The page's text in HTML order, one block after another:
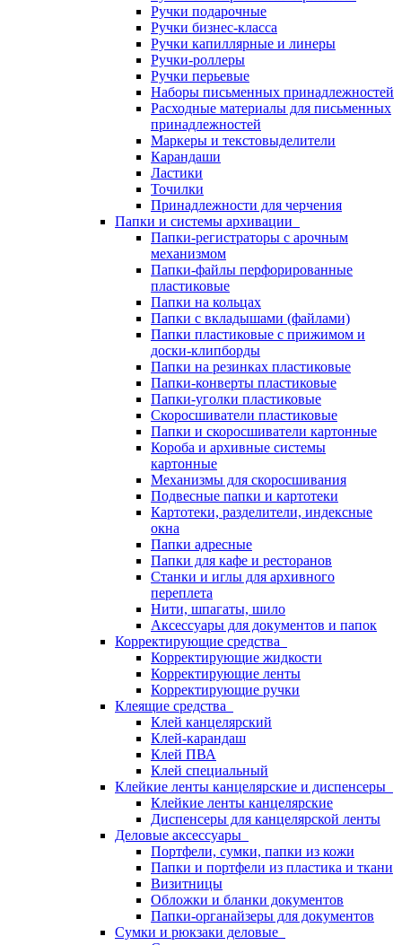
Ручки подарочные
Ручки бизнес-класса
Ручки капиллярные и линеры
Ручки-роллеры
Ручки перьевые
Наборы письменных принадлежностей
Расходные материалы для письменных
принадлежностей
Маркеры и текстовыделители
Карандаши
Ластики
Точилки
Принадлежности для черчения
Папки и системы архивации
Папки-регистраторы с арочным
механизмом
Папки-файлы перфорированные
пластиковые
Папки на кольцах
Папки с вкладышами (файлами)
Папки пластиковые с прижимом и
доски-клипборды
Папки на резинках пластиковые
Папки-конверты пластиковые
Папки-уголки пластиковые
Скоросшиватели пластиковые
Папки и скоросшиватели картонные
Короба и архивные системы
картонные
Механизмы для скоросшивания
Подвесные папки и картотеки
Картотеки, разделители, индексные
окна
Папки адресные
Папки для кафе и ресторанов
Станки и иглы для архивного
переплета
Нити, шпагаты, шило
Аксессуары для документов и папок
Корректирующие средства
Корректирующие жидкости
Корректирующие ленты
Корректирующие ручки
Клеящие средства
Клей канцелярский
Клей-карандаш
Клей ПВА
Клей специальный
Клейкие ленты канцелярские и диспенсеры
Клейкие ленты канцелярские
Диспенсеры для канцелярской ленты
Деловые аксессуары
Портфели, сумки, папки из кожи
Папки и портфели из пластика и ткани
Визитницы
Обложки и бланки документов
Папки-органайзеры для документов
Сумки и рюкзаки деловые